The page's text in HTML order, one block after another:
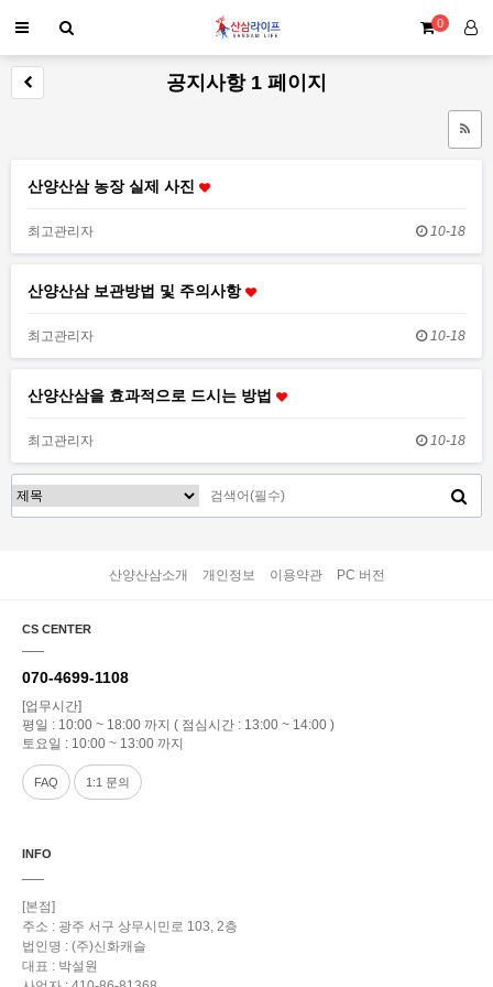
0
공지사항 1 페이지
산양산삼 농장 실제 사진
최고관리자 10-18
산양산삼 보관방법 및 주의사항
최고관리자 10-18
산양산삼을 효과적으로 드시는 방법
최고관리자 10-18
산양산삼소개 개인정보 이용약관 PC 버전
CS CENTER
070-4699-1108
[업무시간]
평일 : 10:00 ~ 18:00 까지 ( 점심시간 : 13:00 ~ 14:00 )
토요일 : 10:00 ~ 13:00 까지
FAQ 1:1 문의
INFO
[본점]
주소 : 광주 서구 상무시민로 103, 2층
법인명 : (주)신화캐슬
대표 : 박설원